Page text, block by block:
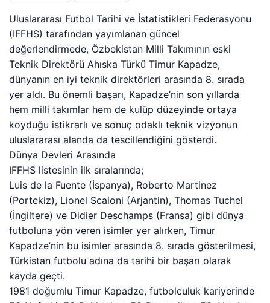
Uluslararası Futbol Tarihi ve İstatistikleri Federasyonu
(IFFHS) tarafından yayımlanan güncel
değerlendirmede, Özbekistan Milli Takımının eski
Teknik Direktörü Ahıska Türkü Timur Kapadze,
dünyanın en iyi teknik direktörleri arasında 8. sırada
yer aldı. Bu önemli başarı, Kapadze’nin son yıllarda
hem milli takımlar hem de kulüp düzeyinde ortaya
koyduğu istikrarlı ve sonuç odaklı teknik vizyonun
uluslararası alanda da tescillendiğini gösterdi.
Dünya Devleri Arasında
IFFHS listesinin ilk sıralarında;
Luis de la Fuente (İspanya), Roberto Martinez
(Portekiz), Lionel Scaloni (Arjantin), Thomas Tuchel
(İngiltere) ve Didier Deschamps (Fransa) gibi dünya
futboluna yön veren isimler yer alırken, Timur
Kapadze’nin bu isimler arasında 8. sırada gösterilmesi,
Türkistan futbolu adına da tarihi bir başarı olarak
kayda geçti.
1981 doğumlu Timur Kapadze, futbolculuk kariyerinde